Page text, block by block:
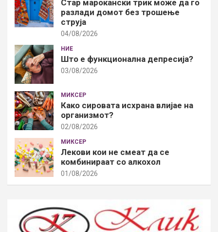
Стар марокански трик може да го
разлади домот без трошење
струја
04/08/2026
НИЕ
Што е функционална депресија?
03/08/2026
МИКСЕР
Како сировата исхрана влијае на
организмот?
02/08/2026
МИКСЕР
Лекови кои не смеат да се
комбинираат со алкохол
01/08/2026